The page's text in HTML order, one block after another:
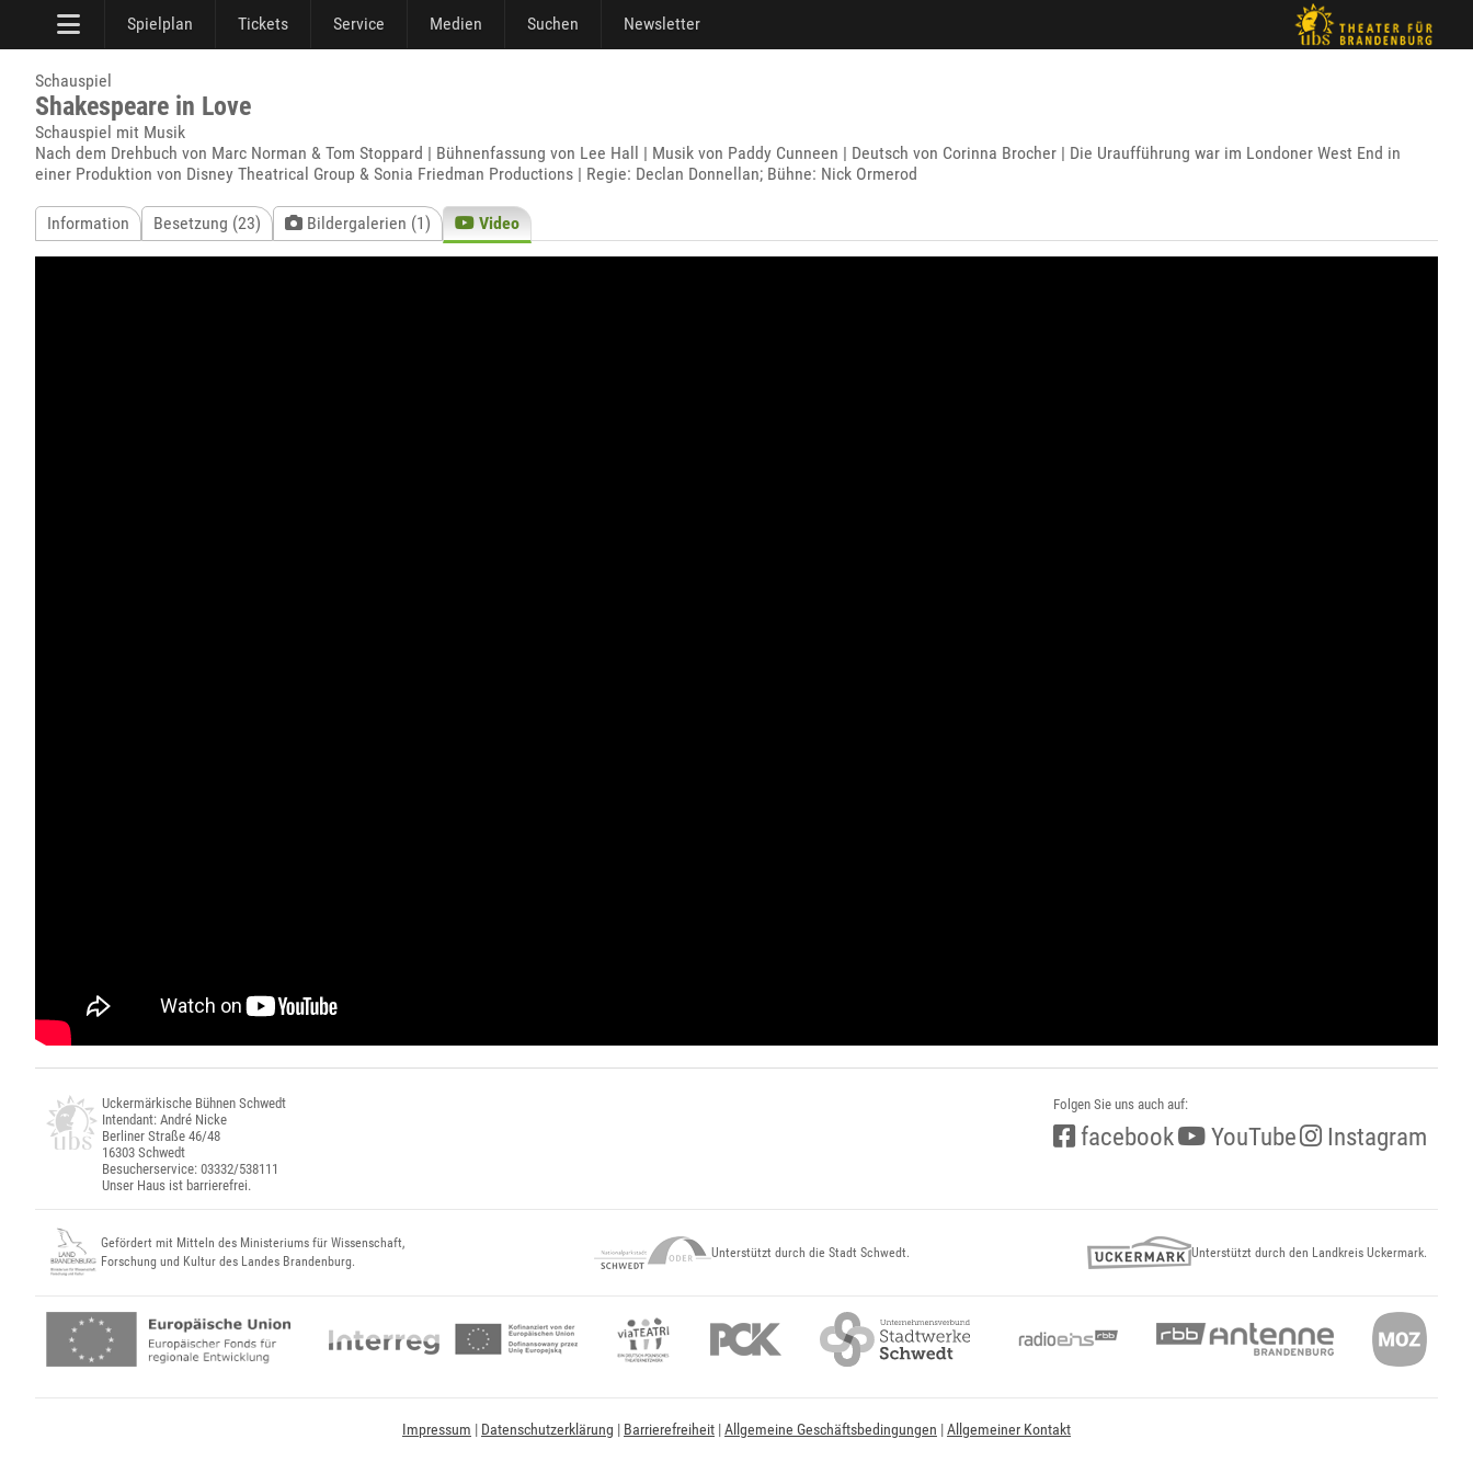
Spielplan Tickets Service Medien Suchen Newsletter
Schauspiel
Shakespeare in Love
Schauspiel mit Musik
Nach dem Drehbuch von Marc Norman & Tom Stoppard | Bühnenfassung von Lee Hall | Musik von Paddy Cunneen | Deutsch von Corinna Brocher | Die Uraufführung war im Londoner West End in
einer Produktion von Disney Theatrical Group & Sonia Friedman Productions | Regie: Declan Donnellan; Bühne: Nick Ormerod
Information Besetzung (23) Bildergalerien (1) Video
Uckermärkische Bühnen Schwedt
Intendant: André Nicke
Berliner Straße 46/48
16303 Schwedt
Besucherservice: 03332/538111
Unser Haus ist barrierefrei.
Folgen Sie uns auch auf:
facebook YouTube Instagram
Gefördert mit Mitteln des Ministeriums für Wissenschaft,
Forschung und Kultur des Landes Brandenburg.
Unterstützt durch die Stadt Schwedt. Unterstützt durch den Landkreis Uckermark.
Impressum | Datenschutzerklärung | Barrierefreiheit |Allgemeine Geschäftsbedingungen |Allgemeiner Kontakt